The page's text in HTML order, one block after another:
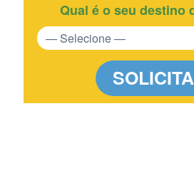
Qual é o seu destino